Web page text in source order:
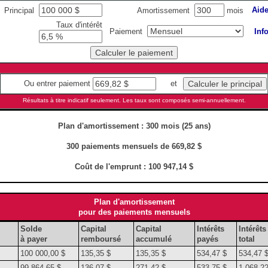
Principal Amortissement mois
Aide
Taux d'intérêt
Paiement Info
Ou entrer paiement et
Résultats à titre indicatif seulement. Les taux sont composés semi-annuellement.
Plan d'amortissement : 300 mois (25 ans)
300 paiements mensuels de 669,82 $
Coût de l'emprunt : 100 947,14 $
Plan d'amortissement
pour des paiements mensuels
Solde
à payer
Capital
remboursé
Capital
accumulé
Intérêts
payés
Intérêts
total
100 000,00 $ 135,35 $ 135,35 $ 534,47 $
534,47 $